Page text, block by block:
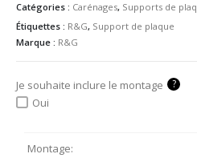
Catégories : Carénages, Supports de
Étiquettes : R&G, Support de plaque
Marque : R&G
Je souhaite inclure le montage ?
Oui
Montage: